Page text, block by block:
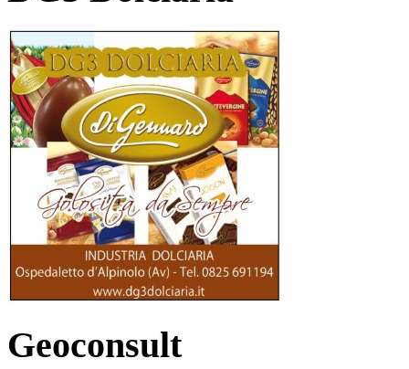
Geoconsult